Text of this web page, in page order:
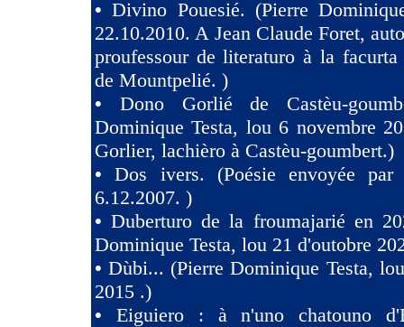
•Divino Pouesié. (Pierre
22.10.2010. A Jean Claude Foret,
proufessour de literaturo à la
de Mountpelié. )
• Dono Gorlié de Castèu-
Dominique Testa, lou 6 novembre
Gorlier, lachièro à Castèu-goumbert.)
•Dos ivers. (Poésie envoyée
6.12.2007. )
•Duberturo de la froumajarié en
Dominique Testa, lou 21 d'outobre
•Dùbi... (Pierre Dominique Testa,
2015 .)
• Eiguiero : à n'uno chatouno